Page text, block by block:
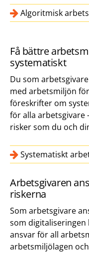
Algoritmisk
Få bättre
systematiskt
Du som
med arbetsmiljön
föreskrifter om
för alla arbetsgivare
risker som du och
Systematiskt
Arbetsgivaren
riskerna
Som arbetsgivare
som digitaliseringen
ansvar för all
arbetsmiljölagen